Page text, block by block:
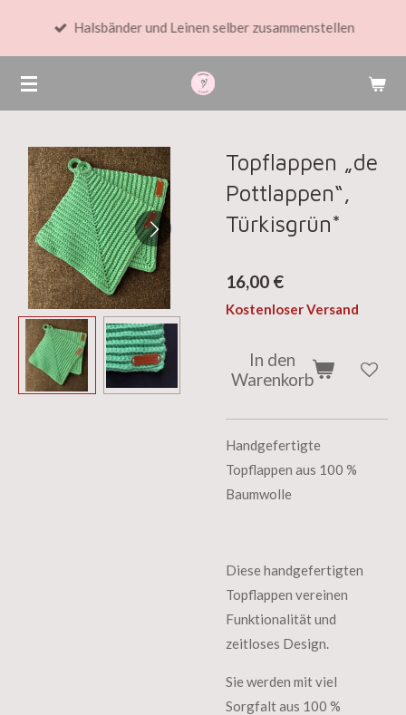
Halsbänder und Leinen selber zusammenstellen
Topflappen „de
Pottlappen“,
Türkisgrün*
16,00 €
Kostenloser Versand
In den
Warenkorb
Handgefertigte
Topflappen aus 100 %
Baumwolle
Diese handgefertigten
Topflappen vereinen
Funktionalität und
zeitloses Design.
Sie werden mit viel
Sorgfalt aus 100 %